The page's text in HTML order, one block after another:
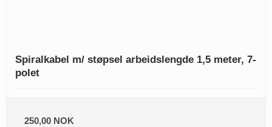
Spiralkabel m/ støpsel arbeidslengde 1,5 meter, 7-
polet
250,00 NOK